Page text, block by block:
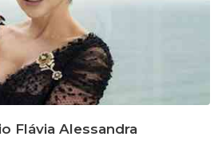
Flávia Alessandra